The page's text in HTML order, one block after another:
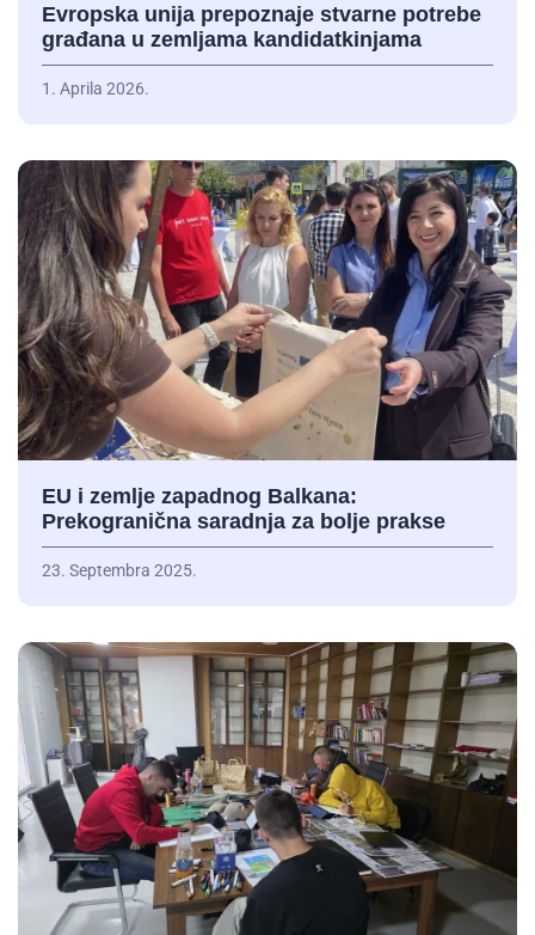
Evropska unija prepoznaje stvarne potrebe
građana u zemljama kandidatkinjama
1. Aprila 2026.
EU i zemlje zapadnog Balkana:
Prekogranična saradnja za bolje prakse
23. Septembra 2025.